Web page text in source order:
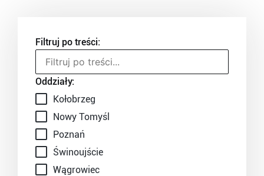
Filtruj po treści:
Oddziały:
Kołobrzeg
Nowy Tomyśl
Poznań
Świnoujście
Wągrowiec